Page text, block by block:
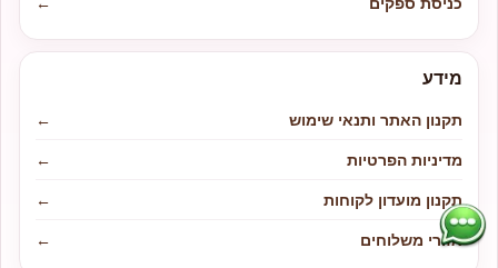
מידע
תקנון האתר ותנאי שימוש
←
מדיניות הפרטיות
←
תקנון מועדון לקוחות
←
אזורי משלוחים
←